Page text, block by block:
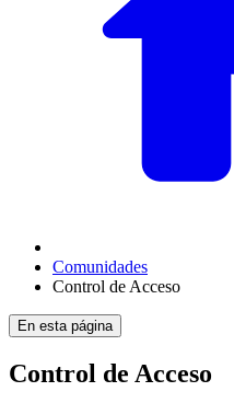
Comunidades
Control de Acceso
En esta página
Control de Acceso